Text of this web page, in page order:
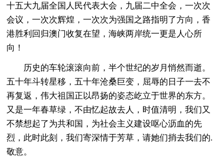
十五大九届全国人民代表大会，九届二中全会，一次次
会议，一次次辉煌，一次次为强国之路指明了方向，香
港胜利回归澳门收复在望，海峡两岸统一更是人心所
向！
历史的车轮滚滚向前，半个世纪的岁月悄然而逝。
五十年斗转星移，五十年沧桑巨变，屈辱的日子一去不
再复返，伟大祖国正以昂扬的姿态屹立于世界的东方。
又是一年春草绿，不由忆起故去人，时值清明，我们又
不禁想起了为共和国，为社会主义建设呕心沥血的先
烈，此时此刻，我们寄深情于芳草，请她们捎去我们的.
敬意。